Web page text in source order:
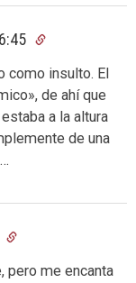
como insulto. El
de ahí que
a la altura
de una
pero me encanta